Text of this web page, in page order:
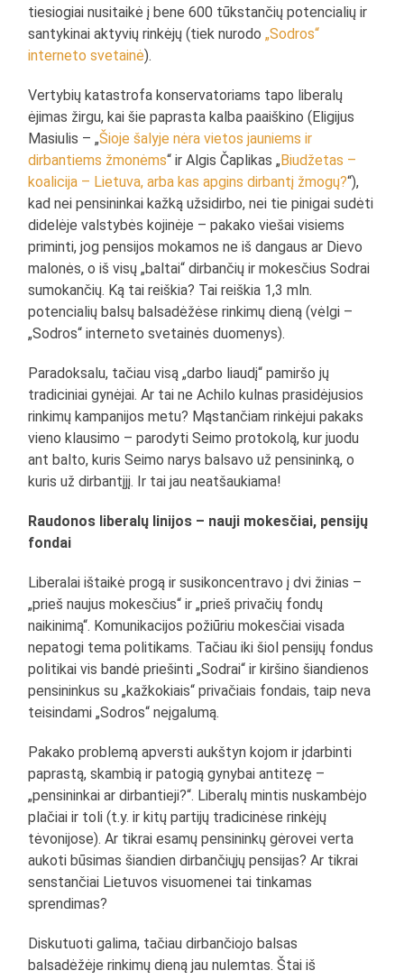
tiesiogiai nusitaikė į bene 600 tūkstančių potencialių ir
santykinai aktyvių rinkėjų (tiek nurodo„Sodros“
interneto svetainė).
Vertybių katastrofa konservatoriams tapo liberalų
ėjimas žirgu, kai šie paprasta kalba paaiškino (Eligijus
Masiulis – „Šioje šalyje nėra vietos jauniems ir
dirbantiems žmonėms“ ir Algis Čaplikas „Biudžetas –
koalicija – Lietuva, arba kas apgins dirbantį žmogų?“),
kad nei pensininkai kažką užsidirbo, nei tie pinigai sudėti
didelėje valstybės kojinėje – pakako viešai visiems
priminti, jog pensijos mokamos ne iš dangaus ar Dievo
malonės, o iš visų „baltai“ dirbančių ir mokesčius Sodrai
sumokančių. Ką tai reiškia? Tai reiškia 1,3 mln.
potencialių balsų balsadėžėse rinkimų dieną (vėlgi –
„Sodros“ interneto svetainės duomenys).
Paradoksalu, tačiau visą „darbo liaudį“ pamiršo jų
tradiciniai gynėjai. Ar tai ne Achilo kulnas prasidėjusios
rinkimų kampanijos metu? Mąstančiam rinkėjui pakaks
vieno klausimo – parodyti Seimo protokolą, kur juodu
ant balto, kuris Seimo narys balsavo už pensininką, o
kuris už dirbantįjį. Ir tai jau neatšaukiama!
Raudonos liberalų linijos – nauji mokesčiai, pensijų
fondai
Liberalai ištaikė progą ir susikoncentravo į dvi žinias –
„prieš naujus mokesčius“ ir „prieš privačių fondų
naikinimą“. Komunikacijos požiūriu mokesčiai visada
nepatogi tema politikams. Tačiau iki šiol pensijų fondus
politikai vis bandė priešinti „Sodrai“ ir kiršino šiandienos
pensininkus su „kažkokiais“ privačiais fondais, taip neva
teisindami „Sodros“ neįgalumą.
Pakako problemą apversti aukštyn kojom ir įdarbinti
paprastą, skambią ir patogią gynybai antitezę –
„pensininkai ar dirbantieji?“. Liberalų mintis nuskambėjo
plačiai ir toli (t.y. ir kitų partijų tradicinėse rinkėjų
tėvonijose). Ar tikrai esamų pensininkų gėrovei verta
aukoti būsimas šiandien dirbančiųjų pensijas? Ar tikrai
senstančiai Lietuvos visuomenei tai tinkamas
sprendimas?
Diskutuoti galima, tačiau dirbančiojo balsas
balsadėžėje rinkimų dieną jau nulemtas. Štai iš